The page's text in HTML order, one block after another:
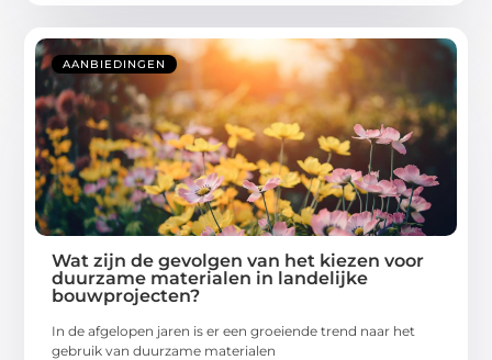
AANBIEDINGEN
Wat zijn de gevolgen van het kiezen voor
duurzame materialen in landelijke
bouwprojecten?
In de afgelopen jaren is er een groeiende trend naar het
gebruik van duurzame materialen